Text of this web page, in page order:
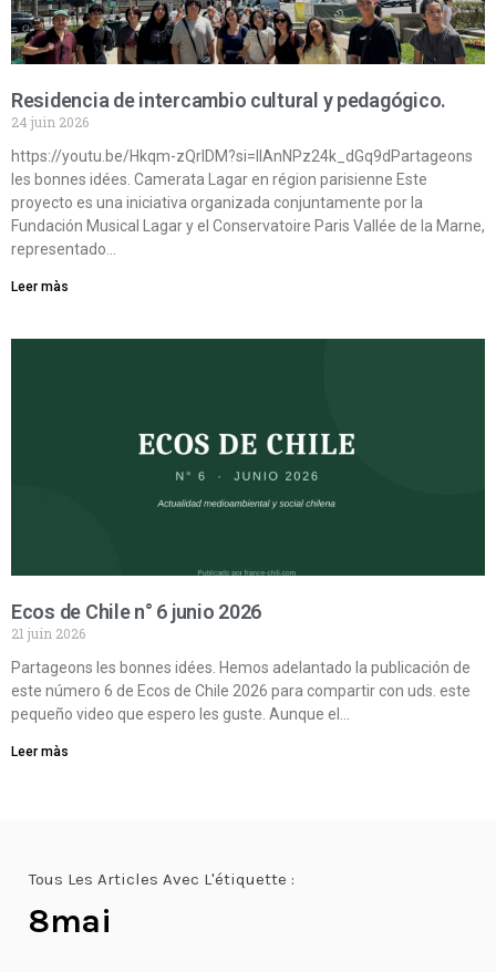
Residencia de intercambio cultural y pedagógico.
24 juin 2026
https://youtu.be/Hkqm-zQrIDM?si=IIAnNPz24k_dGq9dPartageons
les bonnes idées. Camerata Lagar en région parisienne Este
proyecto es una iniciativa organizada conjuntamente por la
Fundación Musical Lagar y el Conservatoire Paris Vallée de la Marne,
representado…
Leer màs
Ecos de Chile n° 6 junio 2026
21 juin 2026
Partageons les bonnes idées. Hemos adelantado la publicación de
este número 6 de Ecos de Chile 2026 para compartir con uds. este
pequeño video que espero les guste. Aunque el…
Leer màs
Tous Les Articles Avec L'étiquette :
8mai